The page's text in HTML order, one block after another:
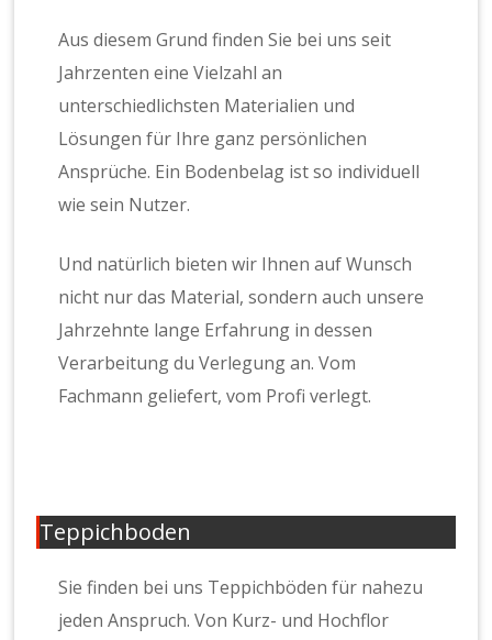
Aus diesem Grund finden Sie bei uns seit
Jahrzenten eine Vielzahl an
unterschiedlichsten Materialien und
Lösungen für Ihre ganz persönlichen
Ansprüche. Ein Bodenbelag ist so individuell
wie sein Nutzer.
Und natürlich bieten wir Ihnen auf Wunsch
nicht nur das Material, sondern auch unsere
Jahrzehnte lange Erfahrung in dessen
Verarbeitung du Verlegung an. Vom
Fachmann geliefert, vom Profi verlegt.
Teppichboden
Sie finden bei uns Teppichböden für nahezu
jeden Anspruch. Von Kurz- und Hochflor